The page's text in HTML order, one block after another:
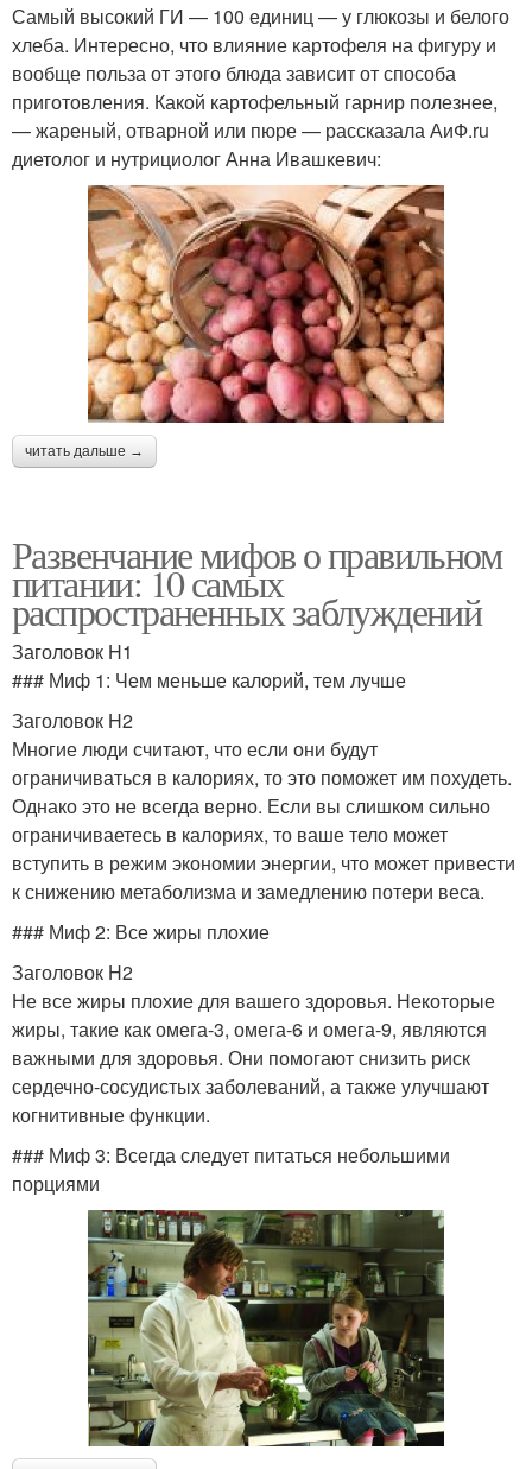
Самый высокий ГИ — 100 единиц — у глюкозы и белого
хлеба. Интересно, что влияние картофеля на фигуру и
вообще польза от этого блюда зависит от способа
приготовления. Какой картофельный гарнир полезнее,
— жареный, отварной или пюре — рассказала АиФ.ru
диетолог и нутрициолог Анна Ивашкевич:
читать дальше →
Развенчание мифов о правильном
питании: 10 самых
распространенных заблуждений
Заголовок H1
### Миф 1: Чем меньше калорий, тем лучше
Заголовок H2
Многие люди считают, что если они будут
ограничиваться в калориях, то это поможет им похудеть.
Однако это не всегда верно. Если вы слишком сильно
ограничиваетесь в калориях, то ваше тело может
вступить в режим экономии энергии, что может привести
к снижению метаболизма и замедлению потери веса.
### Миф 2: Все жиры плохие
Заголовок H2
Не все жиры плохие для вашего здоровья. Некоторые
жиры, такие как омега-3, омега-6 и омега-9, являются
важными для здоровья. Они помогают снизить риск
сердечно-сосудистых заболеваний, а также улучшают
когнитивные функции.
### Миф 3: Всегда следует питаться небольшими
порциями